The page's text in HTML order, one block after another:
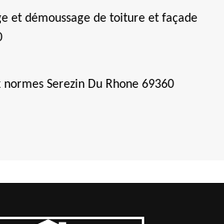
et démoussage de toiture et façade
Serezin Du Rhone 69360